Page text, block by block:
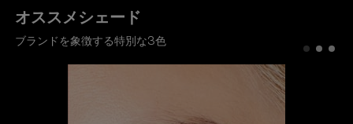
オススメシェード
ブランドを象徴する特別な3色